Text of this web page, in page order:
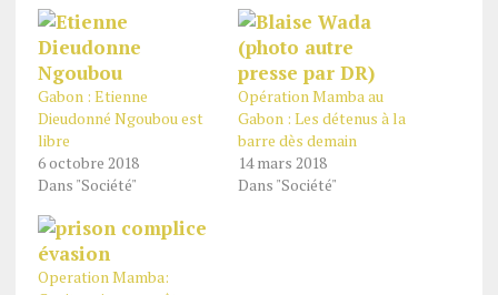
Gabon : Etienne
Dieudonné Ngoubou est
libre
6 octobre 2018
Dans "Société"
Opération Mamba au
Gabon : Les détenus à la
barre dès demain
14 mars 2018
Dans "Société"
Operation Mamba: